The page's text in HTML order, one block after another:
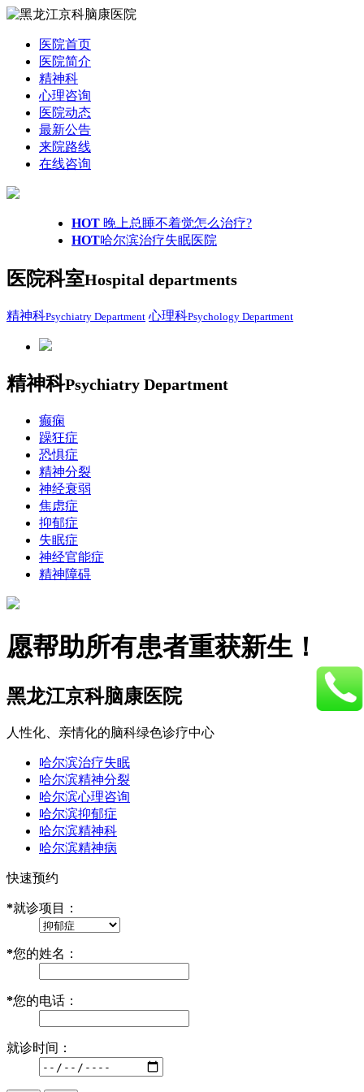
医院首页
医院简介
精神科
心理咨询
医院动态
最新公告
来院路线
在线咨询
HOT 晚上总睡不着觉怎么治疗?
HOT哈尔滨治疗失眠医院
医院科室Hospital departments
精神科Psychiatry Department 心理科Psychology Department
精神科Psychiatry Department
癫痫
躁狂症
恐惧症
精神分裂
神经衰弱
焦虑症
抑郁症
失眠症
神经官能症
精神障碍
愿帮助所有患者重获新生！
黑龙江京科脑康医院
人性化、亲情化的脑科绿色诊疗中心
哈尔滨治疗失眠
哈尔滨精神分裂
哈尔滨心理咨询
哈尔滨抑郁症
哈尔滨精神科
哈尔滨精神病
快速预约
*就诊项目：
*您的姓名：
*您的电话：
就诊时间：